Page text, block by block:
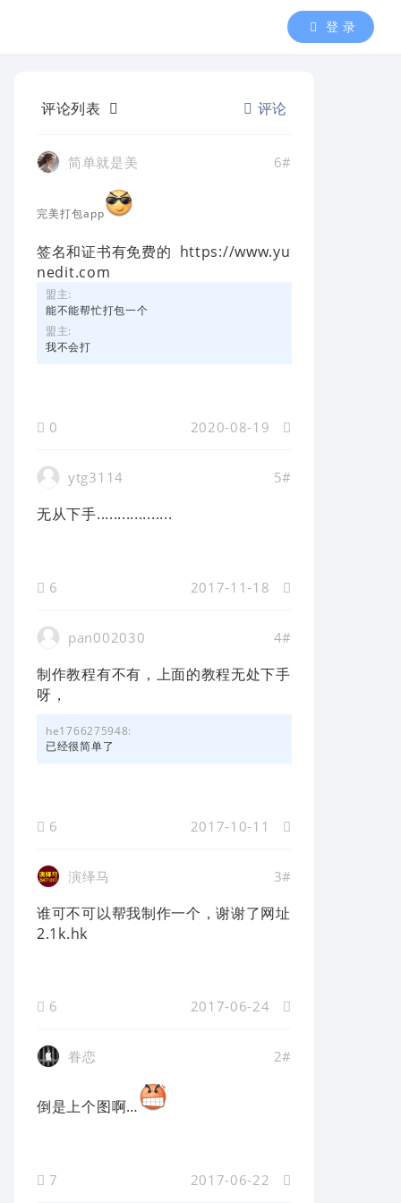
登 录
评论列表 评论
简单就是美 6#
完美打包app
签名和证书有免费的 https://www.yu
nedit.com
盟主:
能不能帮忙打包一个
盟主:
我不会打
0 2020-08-19
ytg3114 5#
无从下手..................
6 2017-11-18
pan002030 4#
制作教程有不有，上面的教程无处下手
呀，
he1766275948:
已经很简单了
6 2017-10-11
演绎马 3#
谁可不可以帮我制作一个，谢谢了网址
2.1k.hk
6 2017-06-24
眷恋 2#
倒是上个图啊…
7 2017-06-22